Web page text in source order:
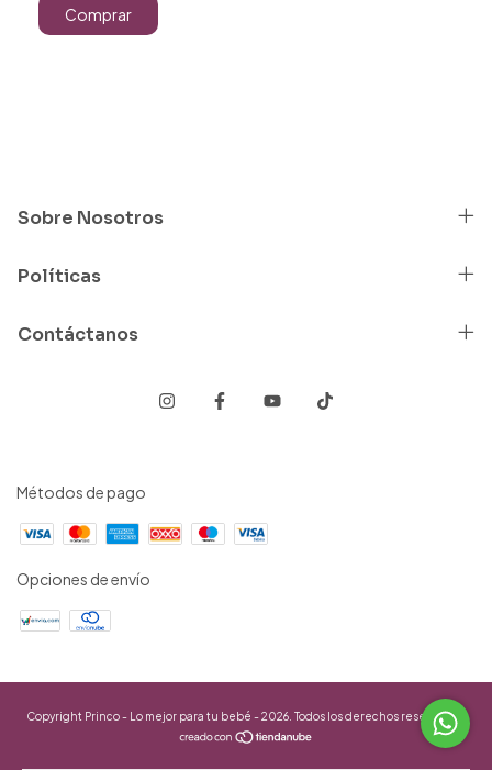
Sobre Nosotros
Políticas
Contáctanos
Métodos de pago
Opciones de envío
Copyright Princo - Lo mejor para tu bebé - 2026. Todos los derechos reservados.